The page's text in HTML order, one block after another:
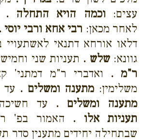
עצים: וכמה הויא התחלה .
לאחר מכאן: רבי אחא ורבי יוסי .
דלאו אורחא דתנאי לאשתעויי
גוונא:שלש . תעניות שני
ר"מ . ואדברי ר"מ דמתני'
משלימין: מתענה ומשלים . עד
מתענה ומשלים . עד
תעניות אלו . האמור בפ'
שבתחילה יחידים מתענין סדר